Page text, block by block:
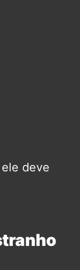
deve